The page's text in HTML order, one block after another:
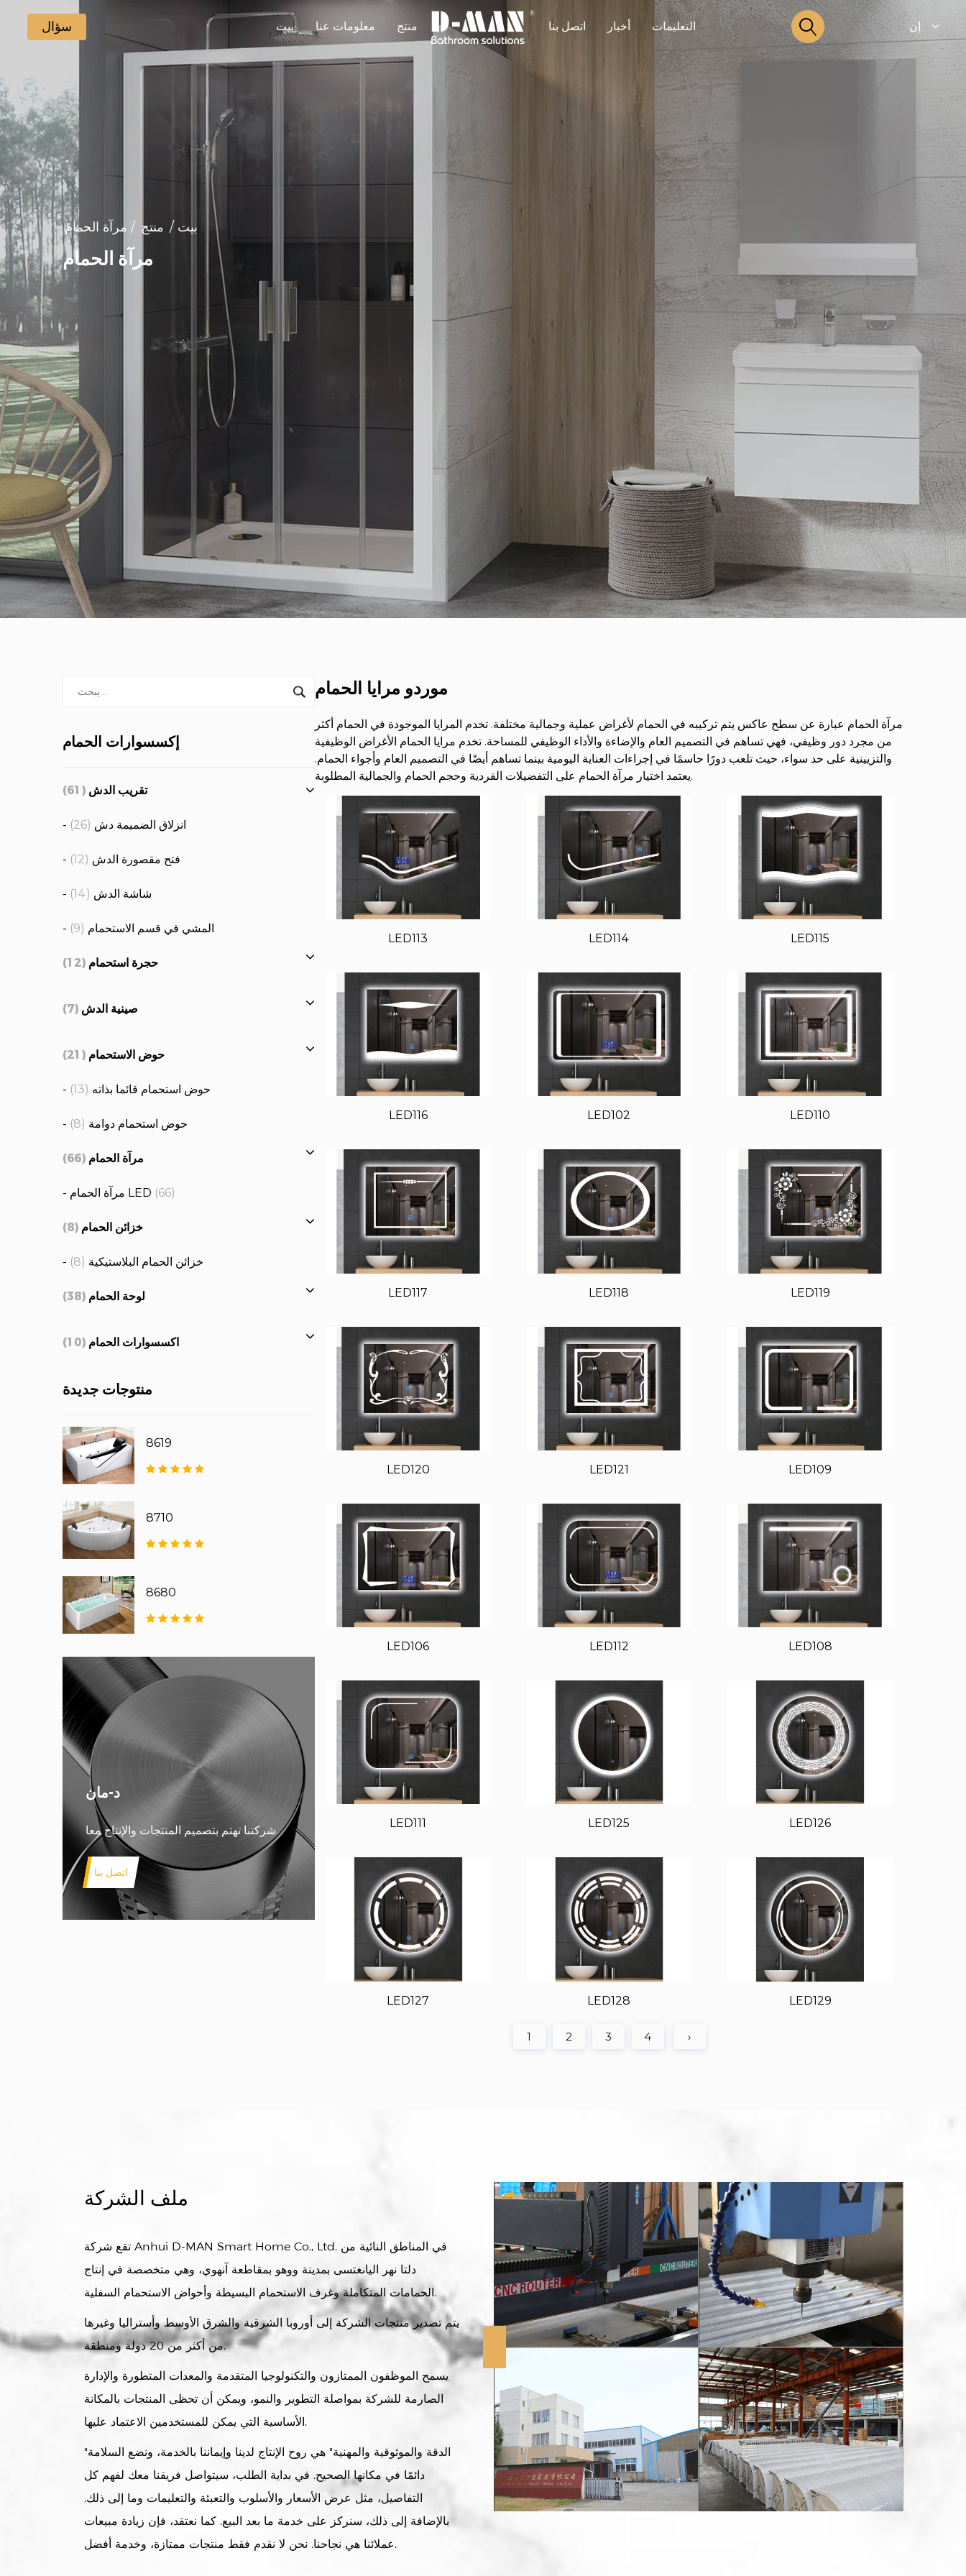
سؤال بيت معلومات عنا منتج اتصل بنا أخبار التعليمات إن
بيت / منتج / مرآة الحمام
مرآة الحمام
إكسسوارات الحمام
تقريب الدش (61)
- انزلاق الضميمة دش (26)
- فتح مقصورة الدش (12)
- شاشة الدش (14)
- المشي في قسم الاستحمام (9)
حجرة استحمام (12)
صينية الدش (7)
حوض الاستحمام (21)
- حوض استحمام قائما بذاته (13)
- حوض استحمام دوامة (8)
مرآة الحمام (66)
- مرآة الحمام LED (66)
خزائن الحمام (8)
- خزائن الحمام البلاستيكية (8)
لوحة الحمام (38)
اكسسوارات الحمام (10)
منتوجات جديدة
8619
8710
8680
د-مان
شركتنا تهتم بتصميم المنتجات والإنتاج معا.
اتصل بنا
موردو مرايا الحمام
مرآة الحمام عبارة عن سطح عاكس يتم تركيبه في الحمام لأغراض عملية وجمالية مختلفة. تخدم المرايا الموجودة في الحمام أكثر
من مجرد دور وظيفي، فهي تساهم في التصميم العام والإضاءة والأداء الوظيفي للمساحة. تخدم مرايا الحمام الأغراض الوظيفية
والتزيينية على حد سواء، حيث تلعب دورًا حاسمًا في إجراءات العناية اليومية بينما تساهم أيضًا في التصميم العام وأجواء الحمام.
يعتمد اختيار مرآة الحمام على التفضيلات الفردية وحجم الحمام والجمالية المطلوبة.
LED113 LED114 LED115
LED116 LED102 LED110
LED117 LED118 LED119
LED120 LED121 LED109
LED106 LED112 LED108
LED111 LED125 LED126
LED127 LED128 LED129
1 2 3 4 ›
ملف الشركة
تقع شركة Anhui D-MAN Smart Home Co., Ltd. في المناطق النائية من
دلتا نهر اليانغتسى بمدينة ووهو بمقاطعة آنهوي، وهي متخصصة في إنتاج
الحمامات المتكاملة وغرف الاستحمام البسيطة وأحواض الاستحمام السفلية.
يتم تصدير منتجات الشركة إلى أوروبا الشرقية والشرق الأوسط وأستراليا وغيرها
من أكثر من 20 دولة ومنطقة.
يسمح الموظفون الممتازون والتكنولوجيا المتقدمة والمعدات المتطورة والإدارة
الصارمة للشركة بمواصلة التطوير والنمو، ويمكن أن تحظى المنتجات بالمكانة
الأساسية التي يمكن للمستخدمين الاعتماد عليها.
"الدقة والموثوقية والمهنية" هي روح الإنتاج لدينا وإيماننا بالخدمة، ونضع السلامة
دائمًا في مكانها الصحيح. في بداية الطلب، سيتواصل فريقنا معك لفهم كل
التفاصيل، مثل عرض الأسعار والأسلوب والتعبئة والتعليمات وما إلى ذلك.
بالإضافة إلى ذلك، سنركز على خدمة ما بعد البيع. كما نعتقد، فإن زيادة مبيعات
عملائنا هي نجاحنا. نحن لا نقدم فقط منتجات ممتازة، وخدمة أفضل.